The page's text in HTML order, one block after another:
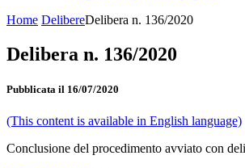
Home DelibereDelibera n. 136/2020
Delibera n. 136/2020
Pubblicata il 16/07/2020
(This content is available in English language)
Conclusione del procedimento avviato con